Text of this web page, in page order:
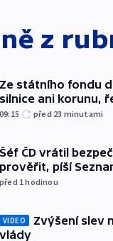
z
Ze státního fondu
silnice ani korunu,
09:15 před 23 minutami
Šéf ČD vrátil
prověřit, píší
před 1hodinou
VIDEO
Zvýšení slev
vlády